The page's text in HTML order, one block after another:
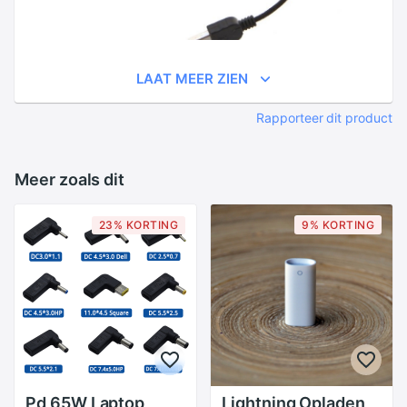
LAAT MEER ZIEN
Rapporteer dit product
Meer zoals dit
23% KORTING
Pd 65W Laptop
9% KORTING
Lightning Opladen